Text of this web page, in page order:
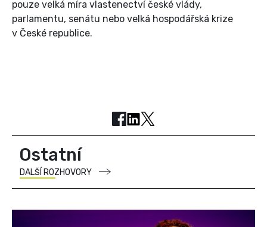
pouze velká míra vlastenectví české vlády,
parlamentu, senátu nebo velká hospodářská krize
v České republice.
Ostatní
DALŠÍ ROZHOVORY